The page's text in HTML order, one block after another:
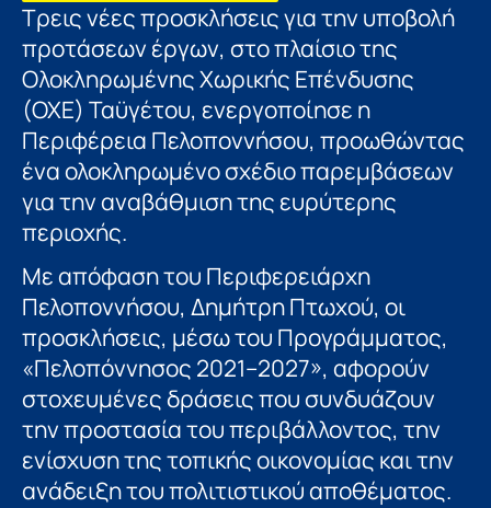
Τρεις νέες προσκλήσεις για την υποβολή
προτάσεων έργων, στο πλαίσιο της
Ολοκληρωμένης Χωρικής Επένδυσης
(ΟΧΕ) Ταϋγέτου, ενεργοποίησε η
Περιφέρεια Πελοποννήσου, προωθώντας
ένα ολοκληρωμένο σχέδιο παρεμβάσεων
για την αναβάθμιση της ευρύτερης
περιοχής.
Με απόφαση του Περιφερειάρχη
Πελοποννήσου, Δημήτρη Πτωχού, οι
προσκλήσεις, μέσω του Προγράμματος,
«Πελοπόννησος 2021–2027», αφορούν
στοχευμένες δράσεις που συνδυάζουν
την προστασία του περιβάλλοντος, την
ενίσχυση της τοπικής οικονομίας και την
ανάδειξη του πολιτιστικού αποθέματος.